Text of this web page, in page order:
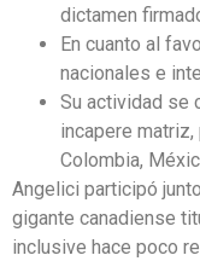
dictamen
En cuanto al
nacionales e
Su actividad se
incapere matriz,
Colombia,
Angelici participó
gigante canadiense
inclusive hace poco